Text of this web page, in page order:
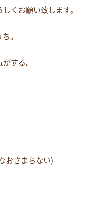
くお願い致します。
。
する。
おさまらない)